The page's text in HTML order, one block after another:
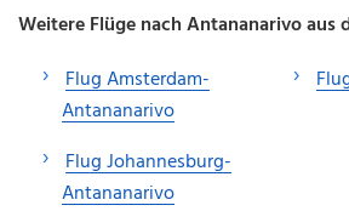
Weitere Flüge nach Antananarivo aus
Flug Amsterdam-
Antananarivo
Flug Johannesburg-
Antananarivo